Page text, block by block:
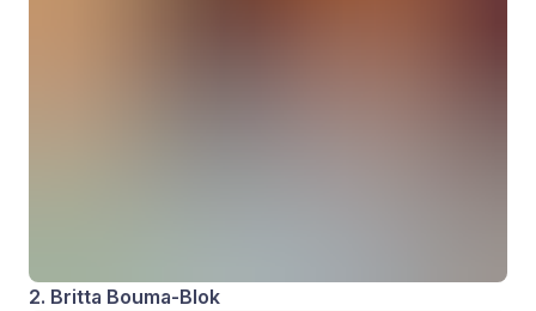
2. Britta Bouma-Blok